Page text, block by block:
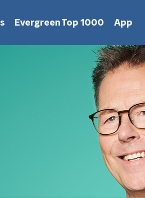
Evergreen Top 1000 App